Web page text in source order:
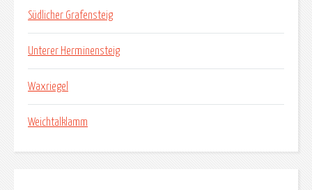
Südlicher Grafensteig
Unterer Herminensteig
Waxriegel
Weichtalklamm